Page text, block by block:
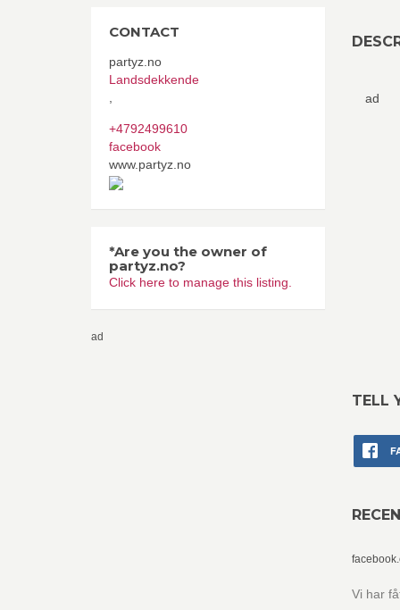
ad
TELL
Vi har
CONTACT
partyz.no
Landsdekkende
+4792499610
facebook
www.partyz.no
*Are you the owner of
partyz.no?
Click here to manage this listing.
ad